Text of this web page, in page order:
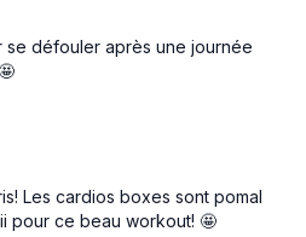
se défouler après une journée
Les cardios boxes sont pomal
pour ce beau workout! 🤩